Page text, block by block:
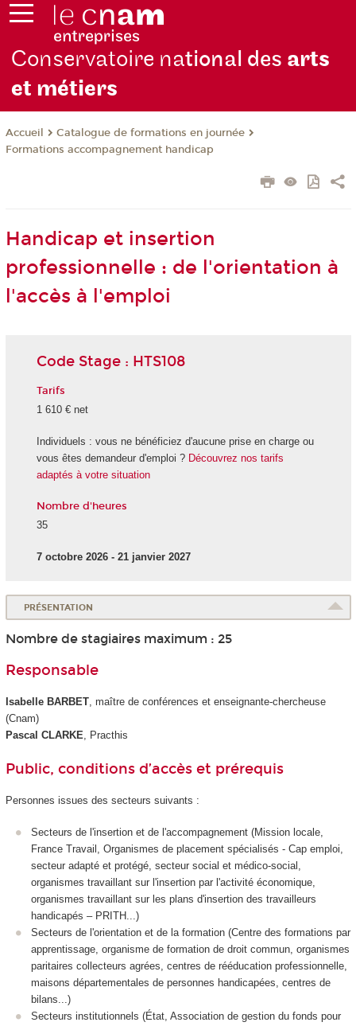
Conservatoire national des arts
et métiers
Accueil
Catalogue de formations en journée
Formations accompagnement handicap
Handicap et insertion
professionnelle : de l'orientation à
l'accès à l'emploi
Code Stage : HTS108
Tarifs
1 610 € net
Individuels : vous ne bénéficiez d'aucune prise en charge ou
vous êtes demandeur d'emploi ? Découvrez nos tarifs
adaptés à votre situation
Nombre d'heures
35
7 octobre 2026 - 21 janvier 2027
PRÉSENTATION
Nombre de stagiaires maximum : 25
Responsable
Isabelle BARBET, maître de conférences et enseignante-chercheuse
(Cnam)
Pascal CLARKE , Practhis
Public, conditions d’accès et prérequis
Personnes issues des secteurs suivants :
Secteurs de l'insertion et de l'accompagnement (Mission locale,
France Travail, Organismes de placement spécialisés - Cap emploi,
secteur adapté et protégé, secteur social et médico-social,
organismes travaillant sur l'insertion par l'activité économique,
organismes travaillant sur les plans d'insertion des travailleurs
handicapés – PRITH...)
Secteurs de l'orientation et de la formation (Centre des formations par
apprentissage, organisme de formation de droit commun, organismes
paritaires collecteurs agrées, centres de rééducation professionnelle,
maisons départementales de personnes handicapées, centres de
bilans...)
Secteurs institutionnels (État, Association de gestion du fonds pour